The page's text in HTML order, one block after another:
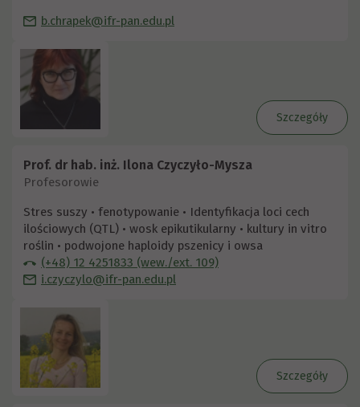
b.chrapek@ifr-pan.edu.pl
Prof. dr hab. inż. Ilona Czyczyło-Mysza
Profesorowie
Stres suszy • fenotypowanie • Identyfikacja loci cech
ilościowych (QTL) • wosk epikutikularny • kultury in vitro
roślin • podwojone haploidy pszenicy i owsa
Szczegóły
(+48) 12 4251833 (wew./ext. 109)
i.czyczylo@ifr-pan.edu.pl
Szczegóły